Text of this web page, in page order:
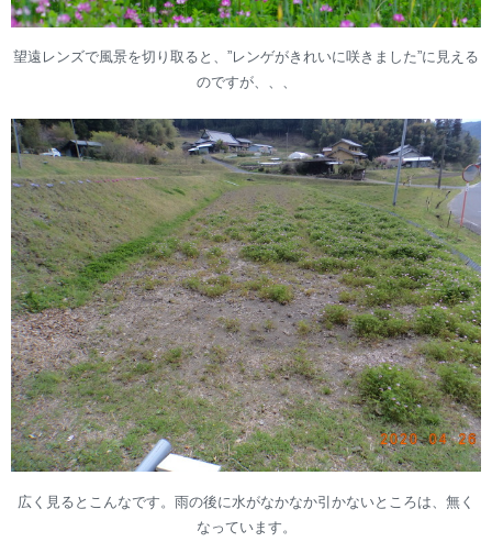
望遠レンズで風景を切り取ると、”レンゲがきれいに咲きました”に見える
のですが、、、
広く見るとこんなです。雨の後に水がなかなか引かないところは、無く
なっています。